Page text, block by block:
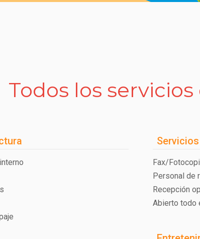
Todos los
Servicios
Fax/
Personal de
Recepción
Abierto todo